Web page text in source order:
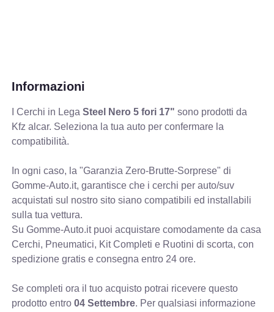
Informazioni
I Cerchi in LegaSteel Nero 5 fori 17" sono prodotti da
Kfz alcar. Seleziona la tua auto per confermare la
compatibilità.
In ogni caso, la "Garanzia Zero-Brutte-Sorprese" di
Gomme-Auto.it, garantisce che i cerchi per auto/suv
acquistati sul nostro sito siano compatibili ed installabili
sulla tua vettura.
Su Gomme-Auto.it puoi acquistare comodamente da casa
Cerchi, Pneumatici, Kit Completi e Ruotini di scorta, con
spedizione gratis e consegna entro 24 ore.
Se completi ora il tuo acquisto potrai ricevere questo
prodotto entro04 Settembre. Per qualsiasi informazione